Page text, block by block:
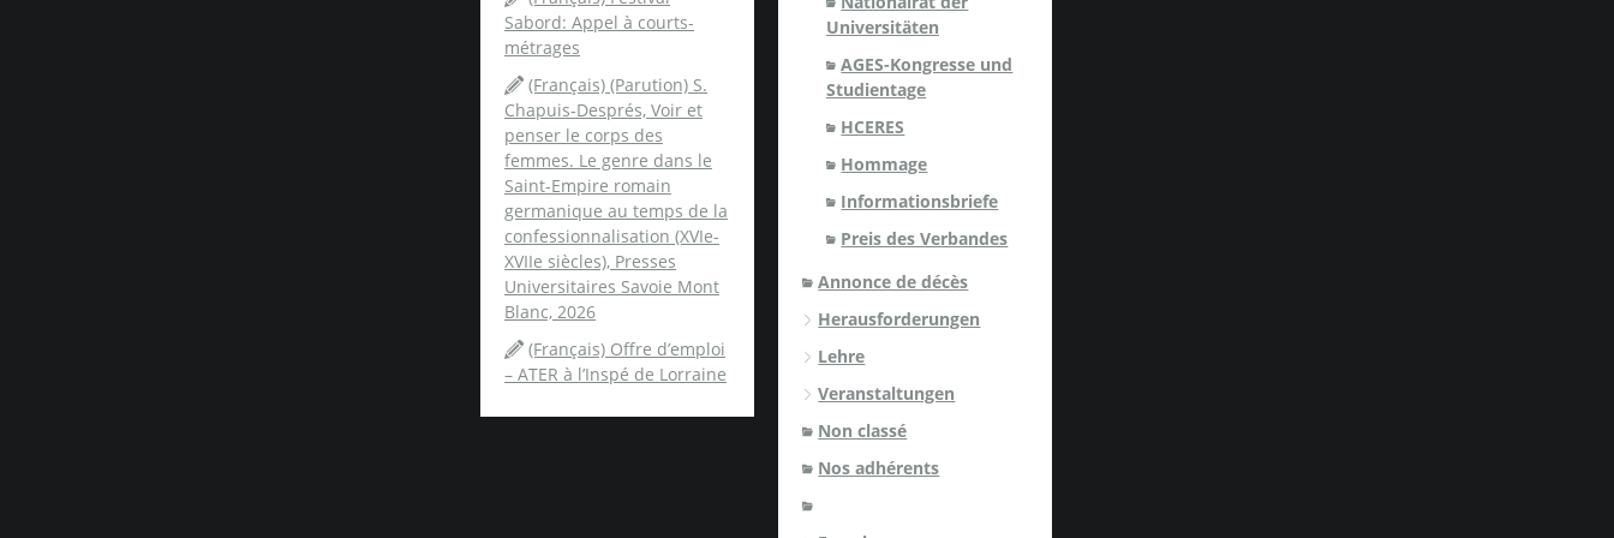
Sabord: Appel à courts-
métrages
(Français) (Parution) S.
Chapuis-Després, Voir et
penser le corps des
femmes. Le genre dans le
Saint-Empire romain
germanique au temps de la
confessionnalisation (XVIe-
XVIIe siècles), Presses
Universitaires Savoie Mont
Blanc, 2026
(Français) Offre d’emploi
– ATER à l’Inspé de Lorraine
Universitäten
AGES-Kongresse und
Studientage
HCERES
Hommage
Informationsbriefe
Preis des Verbandes
Annonce de décès
Herausforderungen
Lehre
Veranstaltungen
Non classé
Nos adhérents